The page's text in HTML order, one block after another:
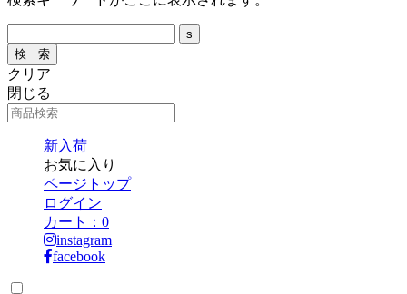
クリア
閉じる
新入荷
お気に入り
ページトップ
ログイン
カート： 0
instagram
facebook